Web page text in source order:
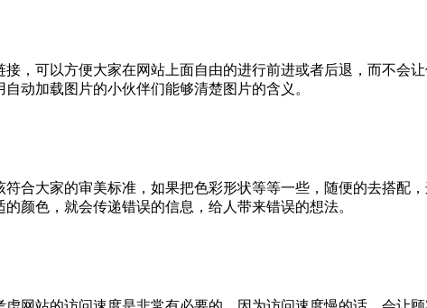
，可以方便大家在网站上面自由的进行前进或者后退，而不会
动加载图片的小伙伴们能够清楚图片的含义。
合大家的审美标准，如果把色彩形状等等一些，随便的去搭
颜色，就会传递错误的信息，给人带来错误的想法。